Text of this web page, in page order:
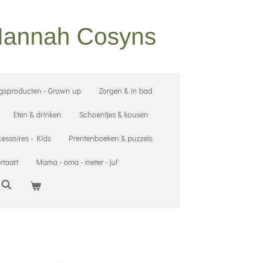
Cosyns
- Grown up Zorgen & in bad
Eten & drinken Schoentjes & kousen
- Kids Prentenboeken & puzzels
Mama - oma - meter - juf